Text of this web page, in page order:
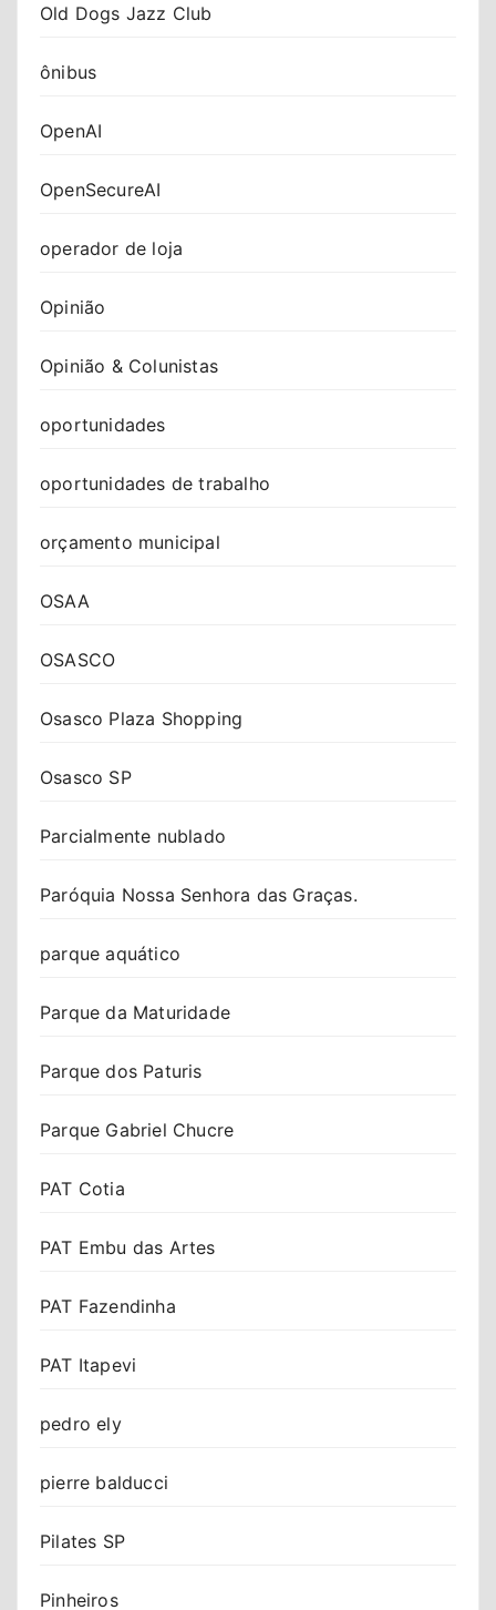
Old Dogs Jazz Club
ônibus
OpenAI
OpenSecureAI
operador de loja
Opinião
Opinião & Colunistas
oportunidades
oportunidades de trabalho
orçamento municipal
OSAA
OSASCO
Osasco Plaza Shopping
Osasco SP
Parcialmente nublado
Paróquia Nossa Senhora das Graças.
parque aquático
Parque da Maturidade
Parque dos Paturis
Parque Gabriel Chucre
PAT Cotia
PAT Embu das Artes
PAT Fazendinha
PAT Itapevi
pedro ely
pierre balducci
Pilates SP
Pinheiros